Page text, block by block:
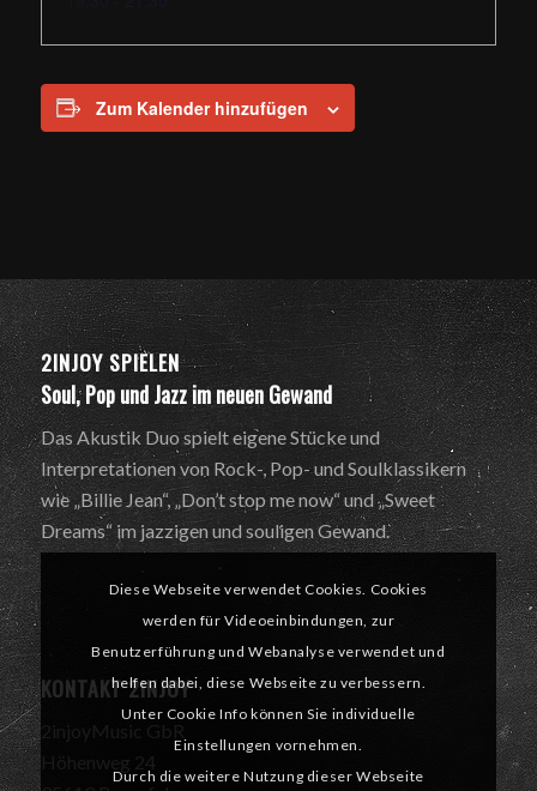
Zum Kalender hinzufügen
2INJOY SPIELEN
Soul, Pop und Jazz im neuen Gewand
Das Akustik Duo spielt eigene Stücke und
Interpretationen von Rock-, Pop- und Soulklassikern
wie „Billie Jean“, „Don’t stop me now“ und „Sweet
Dreams“ im jazzigen und souligen Gewand.
KONTAKT 2INJOY
2injoyMusic GbR
Diese Webseite verwendet Cookies. Cookies
werden für Videoeinbindungen, zur
Benutzerführung und Webanalyse verwendet und
helfen dabei, diese Webseite zu verbessern.
Unter Cookie Info können Sie individuelle
Einstellungen vornehmen.
Durch die weitere Nutzung dieser Webseite